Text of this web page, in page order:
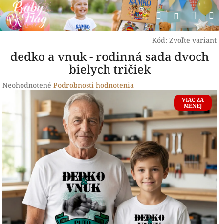
Prejsť
na
obsah
Hľadať
Kód: Zvoľte variant
dedko a vnuk - rodinná sada dvoch
bielych tričiek
Priemerné
je
0,0
5
hviezdičiek.
Neohodnotené Podrobnosti hodnotenia
VIAC ZA
MENEJ